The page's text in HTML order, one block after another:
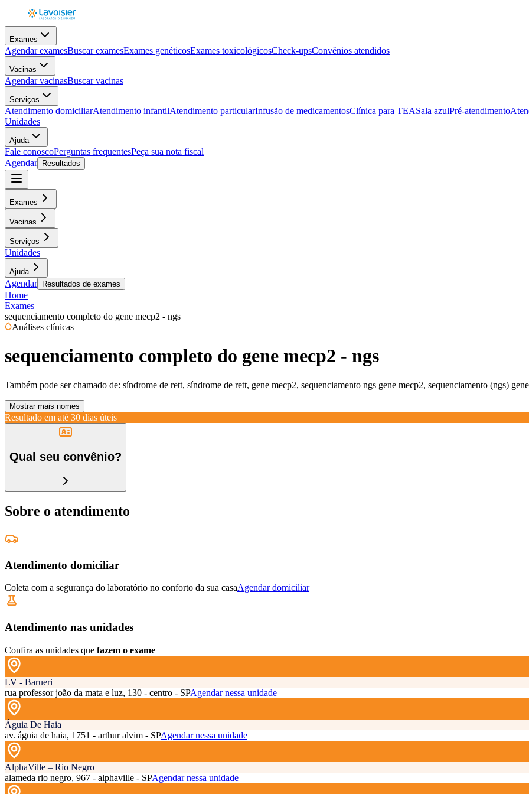
Exames
Agendar examesBuscar examesExames genéticosExames toxicológicosCheck-upsConvênios atendidos
Vacinas
Agendar vacinasBuscar vacinas
Serviços
Atendimento domiciliarAtendimento infantilAtendimento particularInfusão de medicamentosClínica para TEASala azulPré-atendimento
Unidades
Ajuda
Fale conoscoPerguntas frequentesPeça sua nota fiscal
Agendar
Resultados
Exames
Vacinas
Serviços
Unidades
Ajuda
Agendar Resultados de exames
Home
Exames
sequenciamento completo do gene mecp2 - ngs
Análises clínicas
sequenciamento completo do gene mecp2 - ngs
Também pode ser chamado de: síndrome de rett, síndrome de rett, gene mecp2, sequenciamento ngs gene mecp2, sequenciamento (ngs)
Mostrar mais nomes
Resultado em até 30 dias úteis
Qual seu convênio?
Sobre o atendimento
Atendimento domiciliar
Coleta com a segurança do laboratório no conforto da sua casaAgendar domiciliar
Atendimento nas unidades
Confira as unidades que fazem o exame
LV - Barueri
rua professor joão da mata e luz, 130 - centro - SPAgendar nessa unidade
Águia De Haia
av. águia de haia, 1751 - arthur alvim - SPAgendar nessa unidade
AlphaVille – Rio Negro
alameda rio negro, 967 - alphaville - SPAgendar nessa unidade